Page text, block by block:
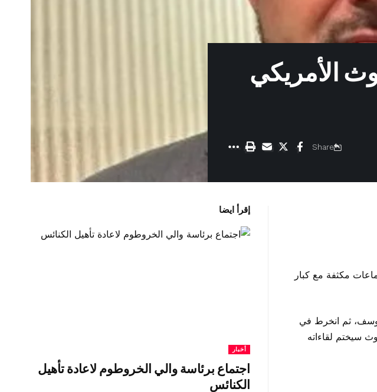
الأمريكي
Share
مكثفة مع كبار
يوسف، ثم انخرط في
سيختم لقاءاته
إقرأ ايضا
أخبار
اجتماع برئاسة والي الخروطوم لاعادة تأهيل
الكنائس